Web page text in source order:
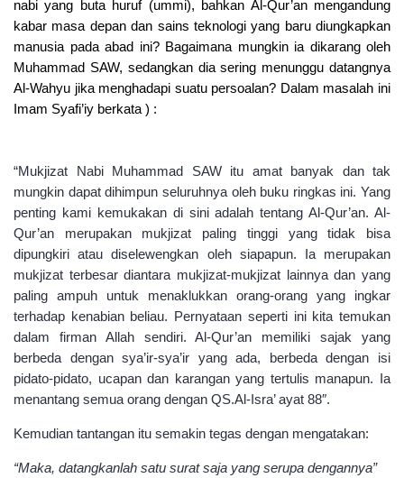
nabi yang buta huruf (ummi), bahkan Al-Qur’an mengandung
kabar masa depan dan sains teknologi yang baru diungkapkan
manusia pada abad ini? Bagaimana mungkin ia dikarang oleh
Muhammad SAW, sedangkan dia sering menunggu datangnya
Al-Wahyu jika menghadapi suatu persoalan? Dalam masalah ini
Imam Syafi’iy berkata ) :
“Mukjizat Nabi Muhammad SAW itu amat banyak dan tak
mungkin dapat dihimpun seluruhnya oleh buku ringkas ini. Yang
penting kami kemukakan di sini adalah tentang Al-Qur’an. Al-
Qur’an merupakan mukjizat paling tinggi yang tidak bisa
dipungkiri atau diselewengkan oleh siapapun. Ia merupakan
mukjizat terbesar diantara mukjizat-mukjizat lainnya dan yang
paling ampuh untuk menaklukkan orang-orang yang ingkar
terhadap kenabian beliau. Pernyataan seperti ini kita temukan
dalam firman Allah sendiri. Al-Qur’an memiliki sajak yang
berbeda dengan sya’ir-sya’ir yang ada, berbeda dengan isi
pidato-pidato, ucapan dan karangan yang tertulis manapun. Ia
menantang semua orang dengan QS.Al-Isra’ ayat 88″.
Kemudian tantangan itu semakin tegas dengan mengatakan:
“Maka, datangkanlah satu surat saja yang serupa dengannya”